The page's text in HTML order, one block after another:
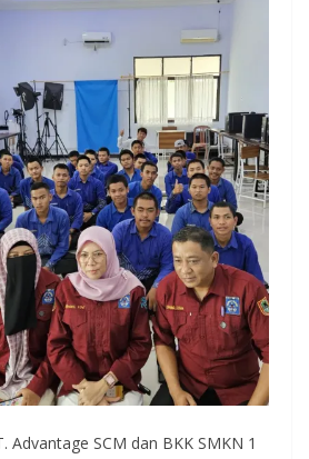
Advantage SCM dan BKK SMKN 1